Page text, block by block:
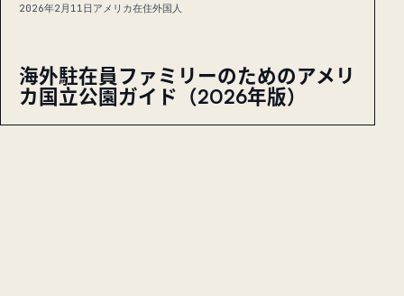
2026年2月11日 アメリカ在住外国人
海外駐在員ファミリーのためのアメリ
カ国立公園ガイド（2026年版）